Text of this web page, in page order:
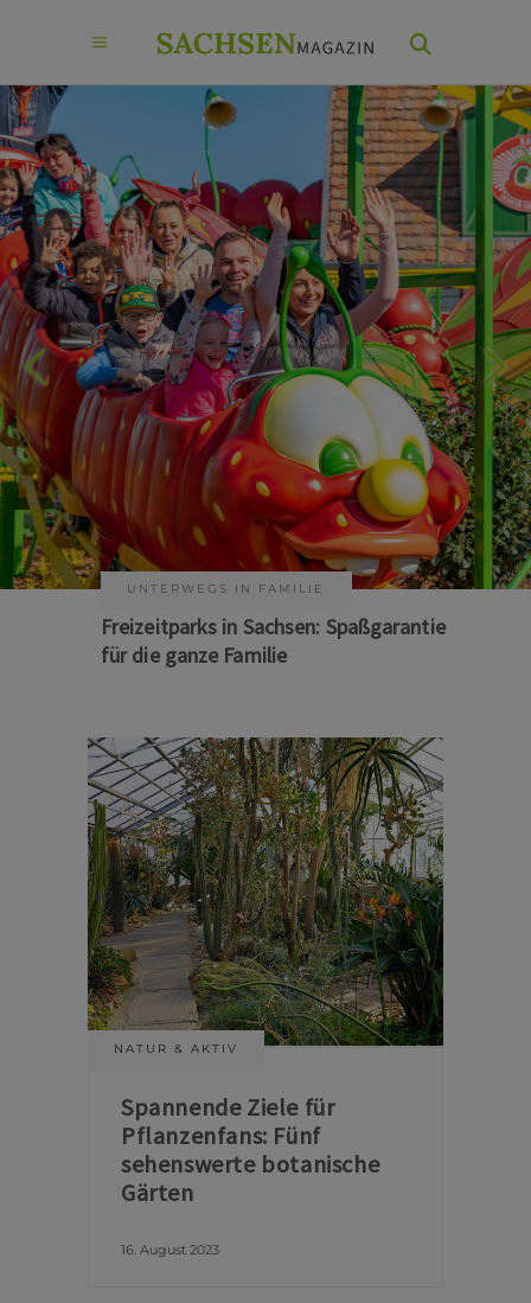
KUNST & KULTUR
Sommer auf Sachsens Theaterbühnen
NATUR & AKTIV
Spannende Ziele für
Pflanzenfans: Fünf
sehenswerte botanische
Gärten
16. August 2023